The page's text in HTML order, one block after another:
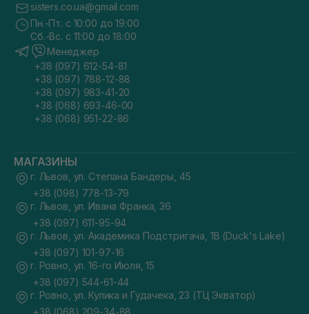
sisters.co.ua@gmail.com
Пн.-Пт. с 10:00 до 19:00
Сб.-Вс. с 11:00 до 18:00
Менеджер
+38 (097) 612-54-81
+38 (097) 788-12-88
+38 (097) 983-41-20
+38 (068) 693-46-00
+38 (068) 951-22-86
МАГАЗИНЫ
г. Львов, ул. Степана Бандеры, 45
+38 (098) 778-13-79
г. Львов, ул. Ивана Франка, 36
+38 (097) 611-95-94
г. Львов, ул. Академика Подстригача, 1В (Duck's Lake)
+38 (097) 101-97-16
г. Ровно, ул. 16-го Июля, 15
+38 (097) 544-61-44
г. Ровно, ул. Кулика и Гудачека, 23 (ТЦ Экватор)
+38 (068) 209-34-88